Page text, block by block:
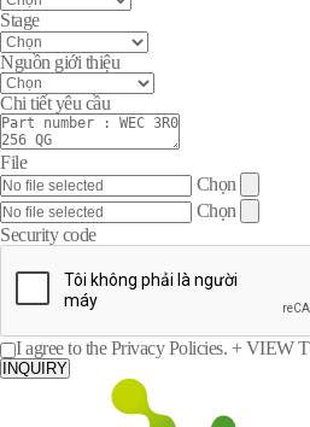
Stage
Nguồn giới thiệu
Chi tiết yêu cầu
File
Chọn
Chọn
Security code
I agree to the Privacy Policies. + VIEW
INQUIRY